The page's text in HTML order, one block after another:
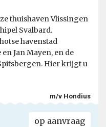
thuishaven Vlissingen
Svalbard.
havenstad
Jan Mayen, en de
Hier krijgt u
m/v Hondius
op aanvraag